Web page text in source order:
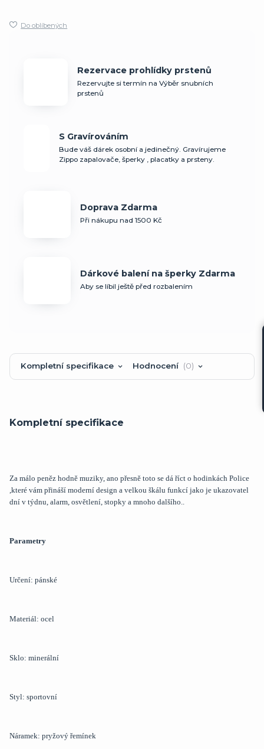
Do oblíbených
Rezervace prohlídky prstenů
Rezervujte si termín na Výběr snubních
prstenů
S Gravírováním
Bude váš dárek osobní a jedinečný. Gravírujeme
Zippo zapalovače, šperky , placatky a prsteny.
Doprava Zdarma
Při nákupu nad 1500 Kč
Dárkové balení na šperky Zdarma
Aby se líbil ještě před rozbalením
Kompletní specifikace Hodnocení 0
Kompletní specifikace
Za málo peněz hodně muziky, ano přesně toto se dá říct o hodinkách Police
,které vám přináší moderní design a velkou škálu funkcí jako je ukazovatel
dní v týdnu, alarm, osvětlení, stopky a mnoho dalšího..
Parametry
Určení: pánské
Materiál: ocel
Sklo: minerální
Styl: sportovní
Náramek: pryžový řemínek